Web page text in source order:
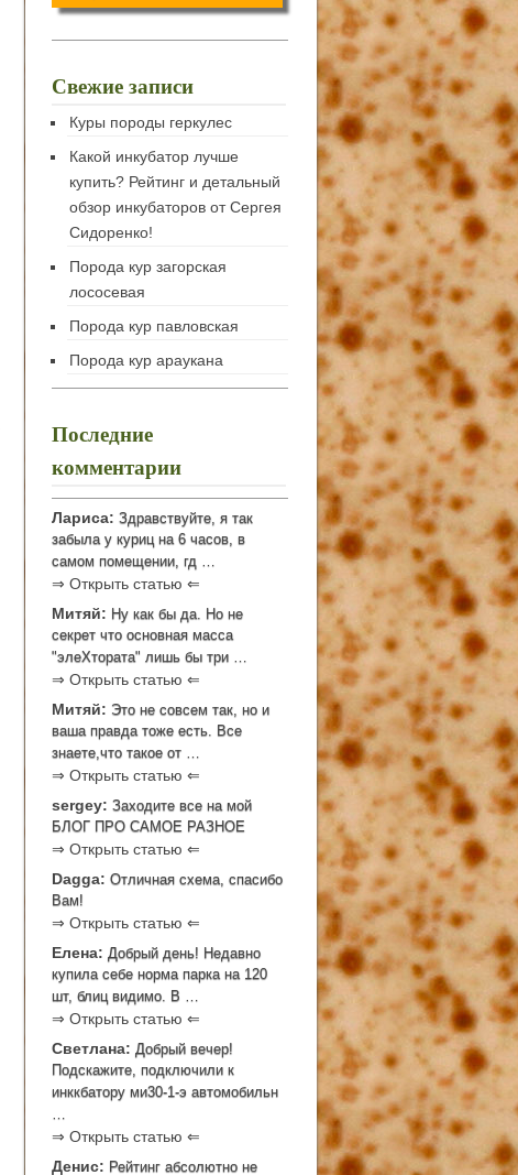
Свежие записи
Куры породы геркулес
Какой инкубатор лучше
купить? Рейтинг и детальный
обзор инкубаторов от Сергея
Сидоренко!
Порода кур загорская
лососевая
Порода кур павловская
Порода кур араукана
Последние
комментарии
Лариса: Здравствуйте, я так
забыла у куриц на 6 часов, в
самом помещении, гд …
⇒ Открыть статью ⇐
Митяй: Ну как бы да. Но не
секрет что основная масса
"элеХтората" лишь бы три …
⇒ Открыть статью ⇐
Митяй: Это не совсем так, но и
ваша правда тоже есть. Все
знаете,что такое от …
⇒ Открыть статью ⇐
sergey: Заходите все на мой
БЛОГ ПРО САМОЕ РАЗНОЕ
⇒ Открыть статью ⇐
Dagga: Отличная схема, спасибо
Вам!
⇒ Открыть статью ⇐
Елена: Добрый день! Недавно
купила себе норма парка на 120
шт, блиц видимо. В …
⇒ Открыть статью ⇐
Светлана: Добрый вечер!
Подскажите, подключили к
инккбатору ми30-1-э автомобильн
…
⇒ Открыть статью ⇐
Денис: Рейтинг абсолютно не